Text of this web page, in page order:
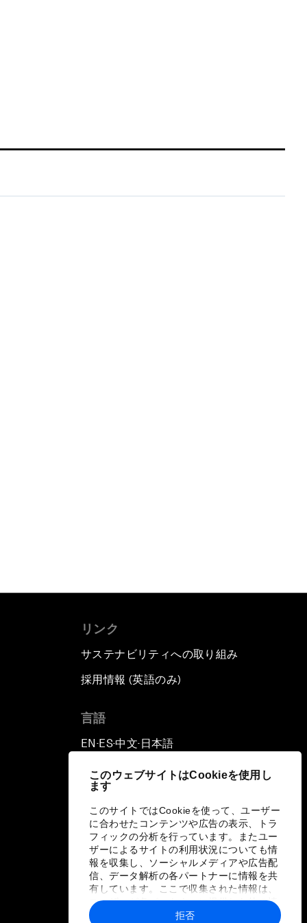
このウェブサイトはCookieを使用し
ます
このサイトではCookieを使って、ユーザー
に合わせたコンテンツや広告の表示、トラ
フィックの分析を行っています。またユー
ザーによるサイトの利用状況についても情
報を収集し、ソーシャルメディアや広告配
信、データ解析の各パートナーに情報を共
有しています。ここで収集された情報は、
ユーザーが各パートナーに提供した他の情
報や各パートナーのサービスを使用した際
拒否
リンク
サステナビリティへの取り組み
採用情報 (英語のみ)
言語
EN ▪ ES▪中文▪ 日本語